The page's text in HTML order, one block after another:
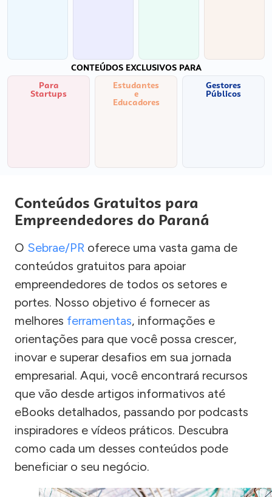
CONTEÚDOS EXCLUSIVOS PARA
Para
Startups
Estudantes
e
Educadores
Gestores
Públicos
Conteúdos Gratuitos para
Empreendedores do Paraná
O Sebrae/PR oferece uma vasta gama de
conteúdos gratuitos para apoiar
empreendedores de todos os setores e
portes. Nosso objetivo é fornecer as
melhores ferramentas, informações e
orientações para que você possa crescer,
inovar e superar desafios em sua jornada
empresarial. Aqui, você encontrará recursos
que vão desde artigos informativos até
eBooks detalhados, passando por podcasts
inspiradores e vídeos práticos. Descubra
como cada um desses conteúdos pode
beneficiar o seu negócio.